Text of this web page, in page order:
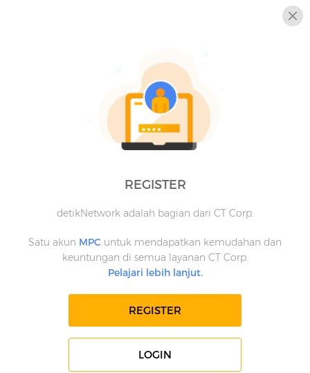
REGISTER
detikNetwork adalah bagian dari CT Corp.
Satu akun MPC untuk mendapatkan kemudahan dan
keuntungan di semua layanan CT Corp.
Pelajari lebih lanjut.
REGISTER
LOGIN